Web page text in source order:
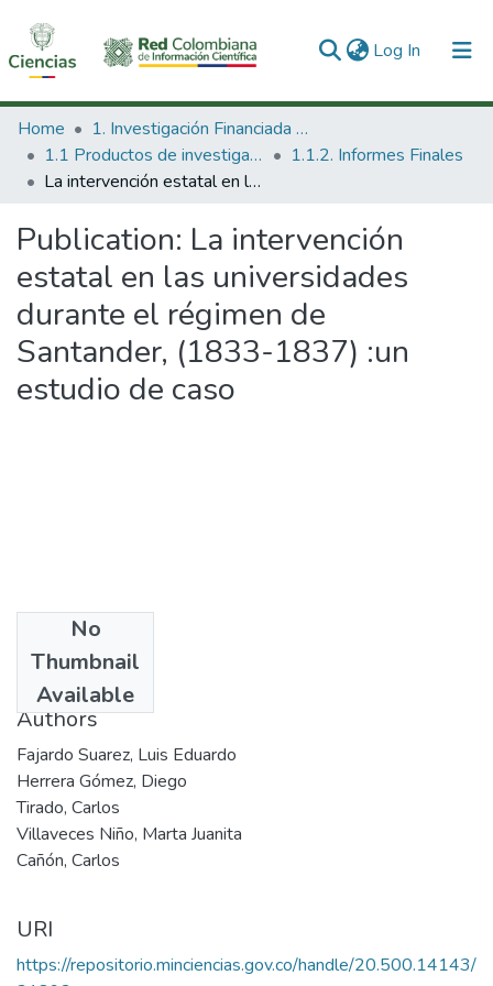
Log In (current)
Communities & Collections
All of DSpace
Home
1. Investigación Financiada con Recursos Públicos
1.1 Productos de investigación
1.1.2. Informes Finales
La intervención estatal en las universidades durante el régimen de Santander, (1833-1837) :un estudio de caso
Publication: La intervención
estatal en las universidades
durante el régimen de
Santander, (1833-1837) :un
estudio de caso
No
Thumbnail
Available
2000
Authors
Fajardo Suarez, Luis Eduardo
Herrera Gómez, Diego
Tirado, Carlos
Villaveces Niño, Marta Juanita
Cañón, Carlos
URI
https://repositorio.minciencias.gov.co/handle/20.500.14143/